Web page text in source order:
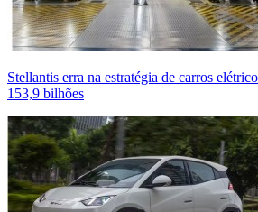
Stellantis erra na estratégia de carros
153,9 bilhões